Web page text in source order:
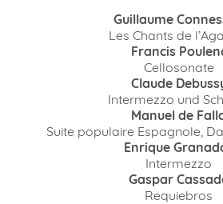
Guillaume
Les Chants de
Francis
Cellosonate
Claude
Intermezzo und
Manuel de
Suite populaire Espagnole,
Enrique
Intermezzo
Gaspar
Requiebros